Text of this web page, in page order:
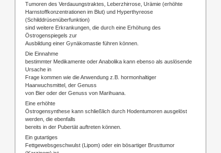
Tumoren des Verdauungstraktes, Leberzhirrose, Urämie (erhöhte
Harnstoffkonzentrationen im Blut) und Hyperthyreose
(Schilddrüsenüberfunktion)
sind weitere Erkrankungen, die durch eine Erhöhung des
Östrogenspiegels zur
Ausbildung einer Gynäkomastie führen können.
Die Einnahme
bestimmter Medikamente oder Anabolika kann ebenso als auslösende
Ursache in
Frage kommen wie die Anwendung z.B. hormonhaltiger
Haarwuchsmittel, der Genuss
von Bier oder der Genuss von Marihuana.
Eine erhöhte
Östrogensynthese kann schließlich durch Hodentumoren ausgelöst
werden, die ebenfalls
bereits in der Pubertät auftreten können.
Ein gutartiges
Fettgewebsgeschwulst (Lipom) oder ein bösartiger Brusttumor